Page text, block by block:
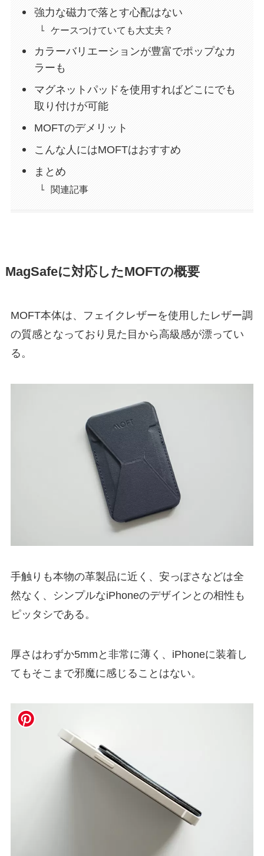
強力な磁力で落とす心配はない
ケースつけていても大丈夫？
カラーバリエーションが豊富でポップなカ
ラーも
マグネットパッドを使用すればどこにでも
取り付けが可能
MOFTのデメリット
こんな人にはMOFTはおすすめ
まとめ
関連記事
MagSafeに対応したMOFTの概要
MOFT本体は、フェイクレザーを使用したレザー調
の質感となっており見た目から高級感が漂ってい
る。
手触りも本物の革製品に近く、安っぽさなどは全
然なく、シンプルなiPhoneのデザインとの相性も
ピッタシである。
厚さはわずか5mmと非常に薄く、iPhoneに装着し
てもそこまで邪魔に感じることはない。